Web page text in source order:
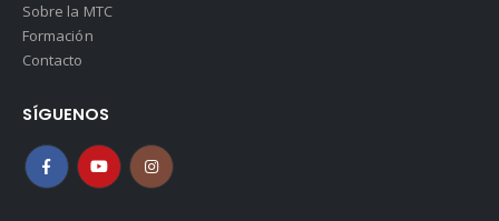
Sobre la MTC
Formación
Contacto
SÍGUENOS